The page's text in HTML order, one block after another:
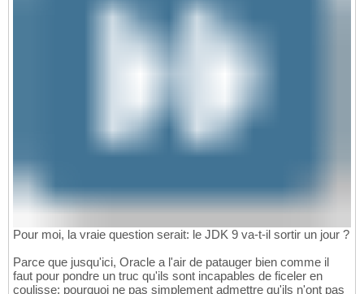
Pour moi, la vraie question serait: le JDK 9 va-t-il sortir un jour ?
Parce que jusqu'ici, Oracle a l'air de patauger bien comme il
faut pour pondre un truc qu'ils sont incapables de ficeler en
coulisse: pourquoi ne pas simplement admettre qu'ils n'ont pas